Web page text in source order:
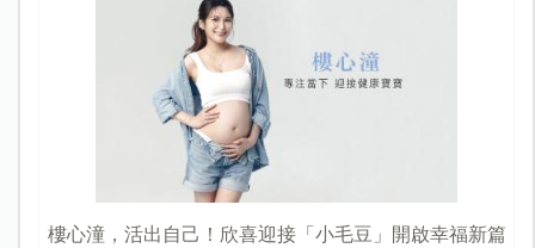
樓心潼，活出自己！欣喜迎接「小毛豆」開啟幸福新篇